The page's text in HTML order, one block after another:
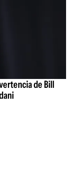
de Bill